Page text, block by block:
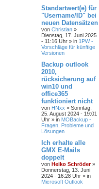
Standartwert(e) für
"Username/ID" bei
neuen Datensätzen
von Christian »
Dienstag, 17. Juni 2025
- 11:16 Uhr » in 1PW -
Vorschläge für künftige
Versionen
Backup outlook
2010,
rücksicherung auf
win10 und
office365
funktioniert nicht
von HNxx » Sonntag,
25. August 2024 - 19:01
Uhr » in MOBackup -
Fragen, Probleme und
Lösungen
Ich erhalte alle
GMX E-Mails
doppelt
von Heiko Schröder»
Donnerstag, 13. Juni
2024 - 16:28 Uhr » in
Microsoft Outlook